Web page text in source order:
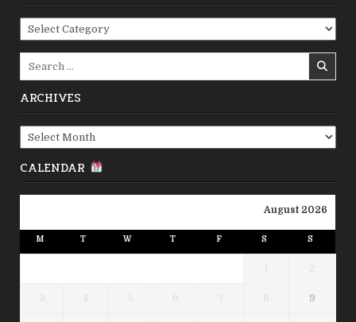
Categories
ARCHIVES
Archives
CALENDAR
August 2026
M T W T F S S
1 2
3 4 5 6 7 8 9